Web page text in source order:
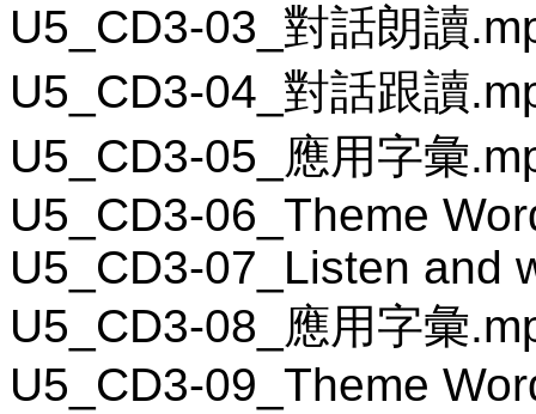
U5_CD3-03_對話朗讀
U5_CD3-04_對話跟讀
U5_CD3-05_應用字彙
U5_CD3-06_Theme
U5_CD3-07_Listen and
U5_CD3-08_應用字彙
U5_CD3-09_Theme